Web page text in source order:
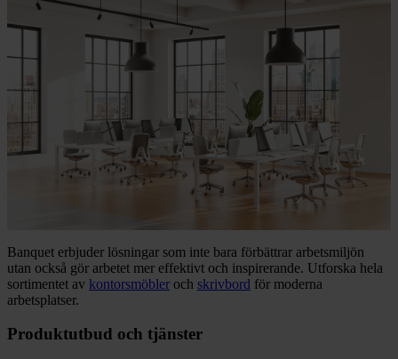
Banquet erbjuder lösningar som inte bara förbättrar arbetsmiljön
utan också gör arbetet mer effektivt och inspirerande. Utforska hela
sortimentet av kontorsmöbler och skrivbord för moderna
arbetsplatser.
Produktutbud och tjänster